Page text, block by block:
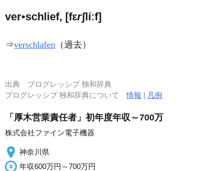
ver•schlief, [fεrʃlíːf]
⇒verschlafen （過去）
出典 プログレッシブ 独和辞典
プログレッシブ 独和辞典について情報 | 凡例
「厚木営業責任者」初年度年収～700万
株式会社ファイン電子機器
神奈川県
年収600万円～700万円